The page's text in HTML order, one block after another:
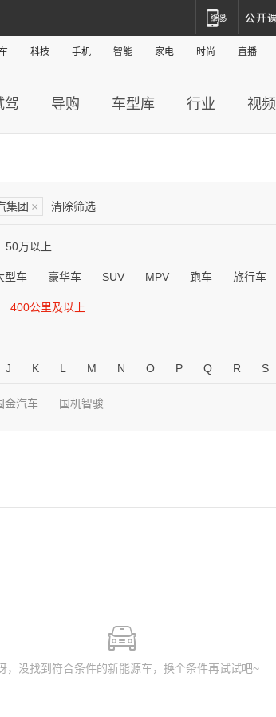
科技 手机 智能 家电 时尚 直播
驾 导购 车型库 行业 视频
集团 × 清除筛选
50万以上
型车 豪华车 SUV MPV 跑车 旅行车
400公里及以上
J K L M N O P Q R S
金汽车 国机智骏
，没找到符合条件的新能源车，换个条件再试试吧~